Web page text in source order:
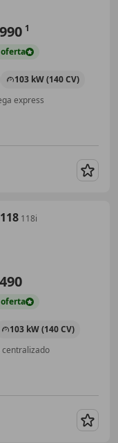
1
oferta
103 kW (140 CV)
express
118i
oferta
103 kW (140 CV)
centralizado